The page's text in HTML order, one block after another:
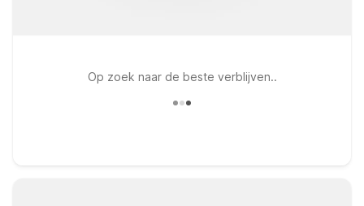
Op zoek naar de beste verblijven..